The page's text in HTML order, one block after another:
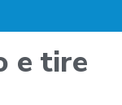
e tire